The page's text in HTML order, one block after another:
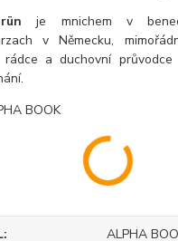
je mnichem v
v Německu,
rádce a duchovní
BOOK
ALPHA